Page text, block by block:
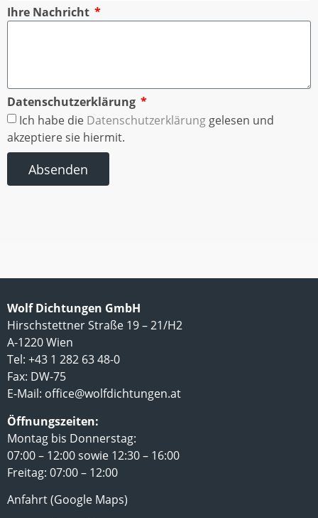
Ihre Nachricht
Datenschutzerklärung
Ich habe die Datenschutzerklärung gelesen und
akzeptiere sie hiermit.
Absenden
Wolf Dichtungen GmbH
Hirschstettner Straße 19 – 21/H2
A-1220 Wien
Tel: +43 1 282 63 48-0
Fax: DW-75
E-Mail: office@wolfdichtungen.at
Öffnungszeiten:
Montag bis Donnerstag:
07:00 – 12:00 sowie 12:30 – 16:00
Freitag: 07:00 – 12:00
Anfahrt (Google Maps)